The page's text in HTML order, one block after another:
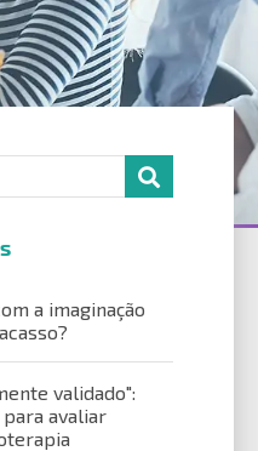
a imaginação
validado":
avaliar